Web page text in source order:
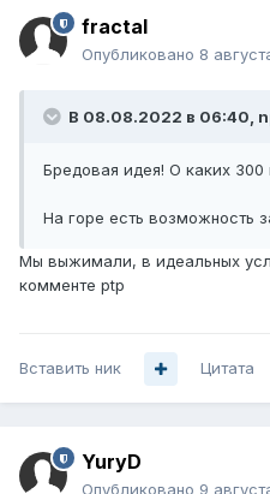
fractal
Опубликовано 8
В 08.08.2022 в 06:40,
Бредовая идея! О каких
На горе есть возможность
Мы выжимали, в идеальных
комменте ptp
Вставить ник Цитата
YuryD
Опубликовано 9